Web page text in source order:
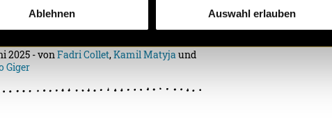
Ablehnen Auswahl erlauben
zu entdecken? Coira da notg ist ein
Reise durch mensch
2025- vonFadri Collet,Kamil Matyjaund
Giger